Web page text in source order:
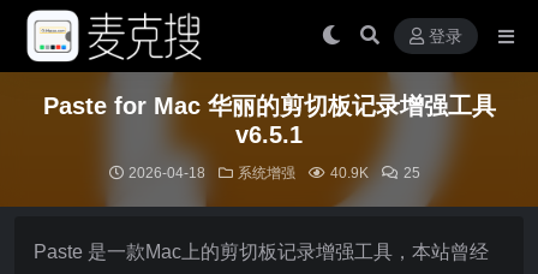
登录
Paste for Mac 华丽的剪切板记录增强工具
v6.5.1
2026-04-18 系统增强 40.9K 25
Paste 是一款Mac上的剪切板记录增强工具，本站曾经